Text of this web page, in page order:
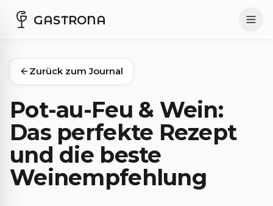
GASTRONA
Zurück zum Journal
Pot-au-Feu & Wein:
Das perfekte Rezept
und die beste
Weinempfehlung